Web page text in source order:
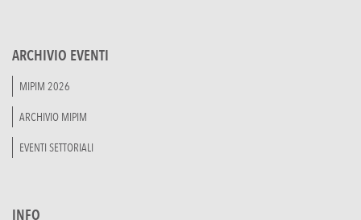
ARCHIVIO EVENTI
MIPIM 2026
ARCHIVIO MIPIM
EVENTI SETTORIALI
INFO